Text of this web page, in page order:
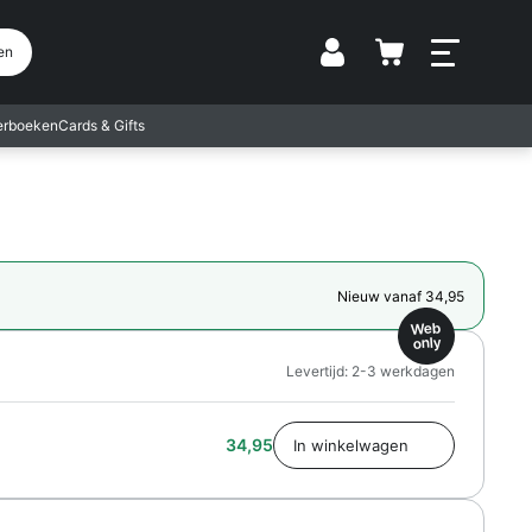
Vestiging
Cards & Gifts
Nieuw vanaf 34,95
Web
only
34,95
Levertijd: 2-3 werkdagen